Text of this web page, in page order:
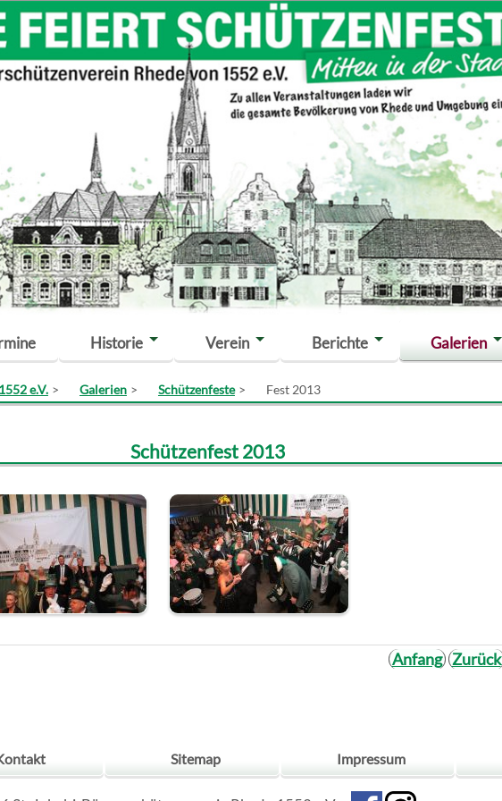
Historie Verein Berichte Galerien
e.V. Galerien Schützenfeste Fest 2013
Schützenfest 2013
Anfang Zurück
Sitemap Impressum